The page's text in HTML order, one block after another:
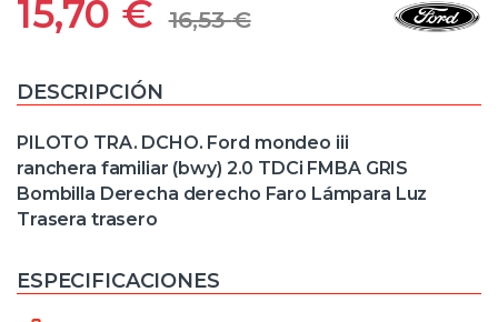
15,70 € 16,53€
DESCRIPCIÓN
PILOTO TRA. DCHO. Ford mondeo iii
ranchera familiar (bwy) 2.0 TDCi FMBA GRIS
Bombilla Derecha derecho Faro Lámpara Luz
Trasera trasero
ESPECIFICACIONES